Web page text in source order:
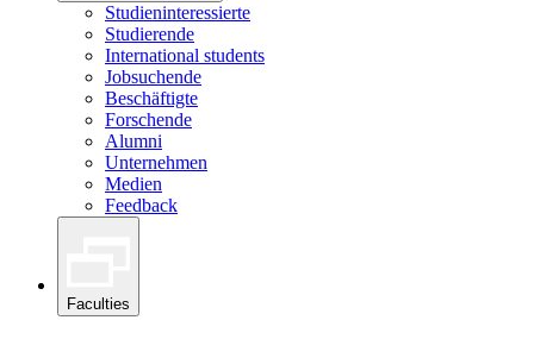
Studieninteressierte
Studierende
International students
Jobsuchende
Beschäftigte
Forschende
Alumni
Unternehmen
Medien
Feedback
Faculties